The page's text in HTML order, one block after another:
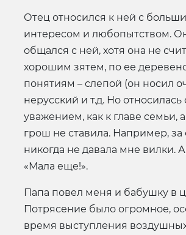
Отец относился к ней с
интересом и любопытством.
общался с ней, хотя она не
хорошим зятем, по ее
понятиям – слепой (он носил
нерусский и т.д. Но относилась
уважением, как к главе семьи,
грош не ставила. Например, за
никогда не давала мне вилки.
«Мала еще!».
Папа повел меня и бабушку в
Потрясение было огромное,
время выступления